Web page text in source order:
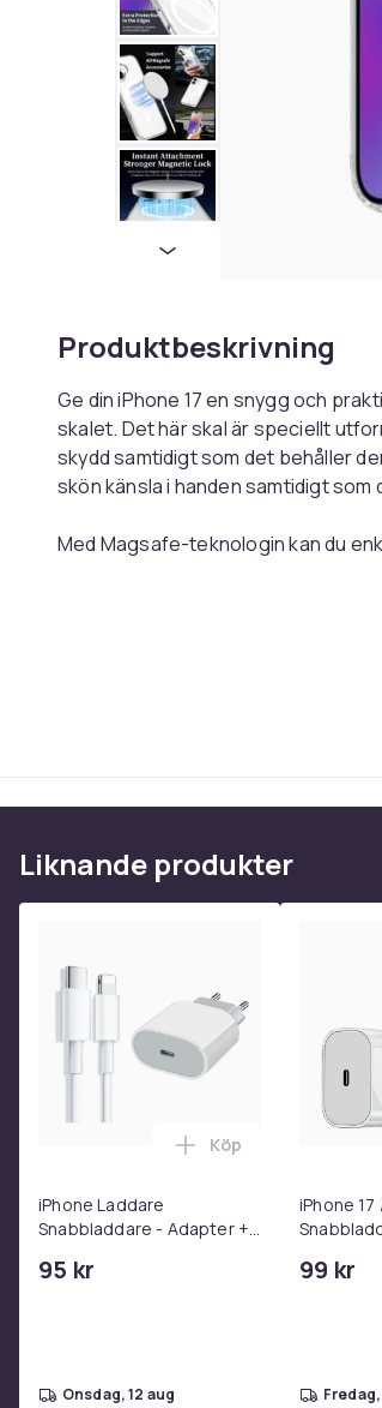
Produktbeskrivning
Ge din iPhone 17 en snygg och
skalet. Det här skal är speciellt
skydd samtidigt som det behåller
skön känsla i handen samtidigt
Med Magsafe-teknologin kan du
Liknande produkter
iPhone Laddare
Snabbladdare - Adapter +
C 2m
95 kr
Lägg till iPhone
Köp
onsdag, 12 aug
iPhone 17
99 kr